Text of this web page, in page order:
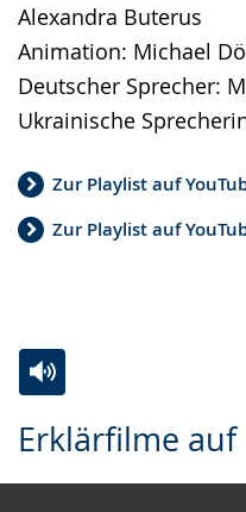
Alexandra Buterus
Animation: Michael
Deutscher Sprecher:
Ukrainische
Zur Playlist auf
Zur Playlist auf
Erklärfilme auf
Leichten
Sprache
Audio-
Unterstützung.
Video
in